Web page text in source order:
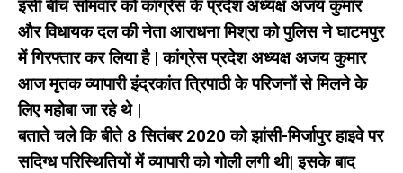
इसी बीच सोमवार को कांग्रेस के प्रदेश अध्यक्ष अजय कुमार
और विधायक दल की नेता आराधना मिश्रा को पुलिस ने घाटमपुर
में गिरफ्तार कर लिया है | कांग्रेस प्रदेश अध्यक्ष अजय कुमार
आज मृतक व्यापारी इंद्रकांत त्रिपाठी के परिजनों से मिलने के
लिए महोबा जा रहे थे |
बताते चले कि बीते 8 सितंबर 2020 को झांसी-मिर्जापुर हाइवे पर
सदिग्ध परिस्थितियों में व्यापारी को गोली लगी थी| इसके बाद